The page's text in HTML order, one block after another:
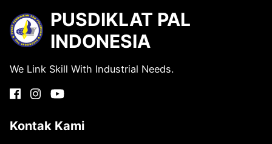
PUSDIKLAT PAL
INDONESIA
We Link Skill With Industrial Needs.
Kontak Kami